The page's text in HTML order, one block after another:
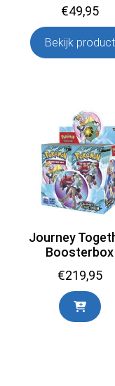
€49,95
Bekijk product
Journey
Boosterbox
€219,95